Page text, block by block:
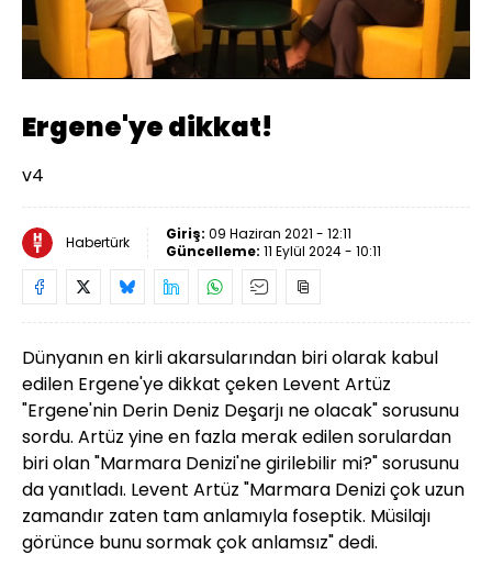
Aç
Yüklendi:
5.72%
Oynatma
Hızı
Ergene'ye dikkat!
v4
Habertürk Giriş: 09 Haziran 2021 - 12:11
Güncelleme: 11 Eylül 2024 - 10:11
Dünyanın en kirli akarsularından biri olarak kabul
edilen Ergene'ye dikkat çeken Levent Artüz
"Ergene'nin Derin Deniz Deşarjı ne olacak" sorusunu
sordu. Artüz yine en fazla merak edilen sorulardan
biri olan "Marmara Denizi'ne girilebilir mi?" sorusunu
da yanıtladı. Levent Artüz "Marmara Denizi çok uzun
zamandır zaten tam anlamıyla foseptik. Müsilajı
görünce bunu sormak çok anlamsız" dedi.